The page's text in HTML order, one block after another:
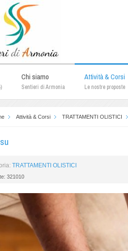
Chi siamo
Sentieri di Armonia
Attività & Corsi
Le nostre proposte
Attività & Corsi TRATTAMENTI OLISTICI
TRATTAMENTI OLISTICI
321010